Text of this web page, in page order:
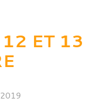
ET 13